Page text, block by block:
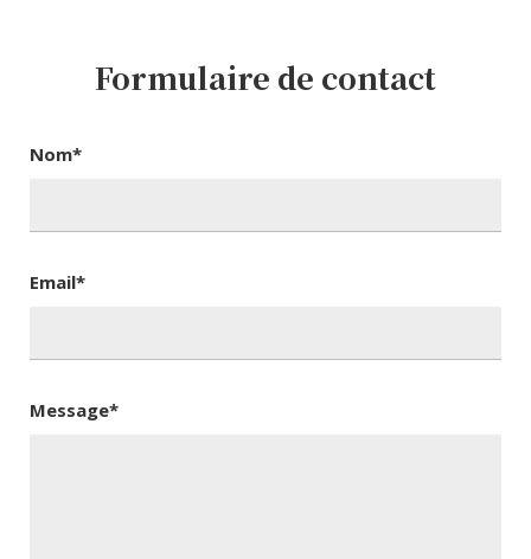
Formulaire de contact
Nom*
Email*
Message*